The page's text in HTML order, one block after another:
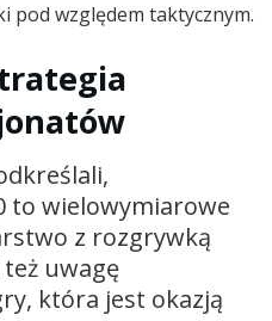
pod względem taktycznym.
to wielowymiarowe
z rozgrywką
uwagę
która jest okazją